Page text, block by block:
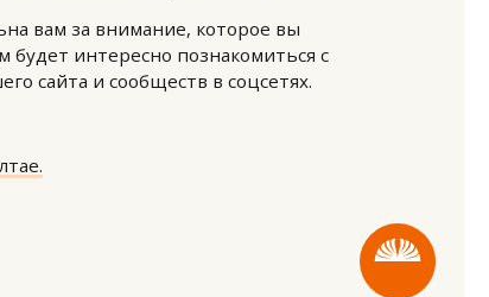
вам за внимание, которое вы
будет интересно познакомиться с
сайта и сообществ в соцсетях.
Архитектурный код
земли. Мощение